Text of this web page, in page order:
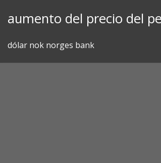
aumento del precio del
dólar nok norges bank